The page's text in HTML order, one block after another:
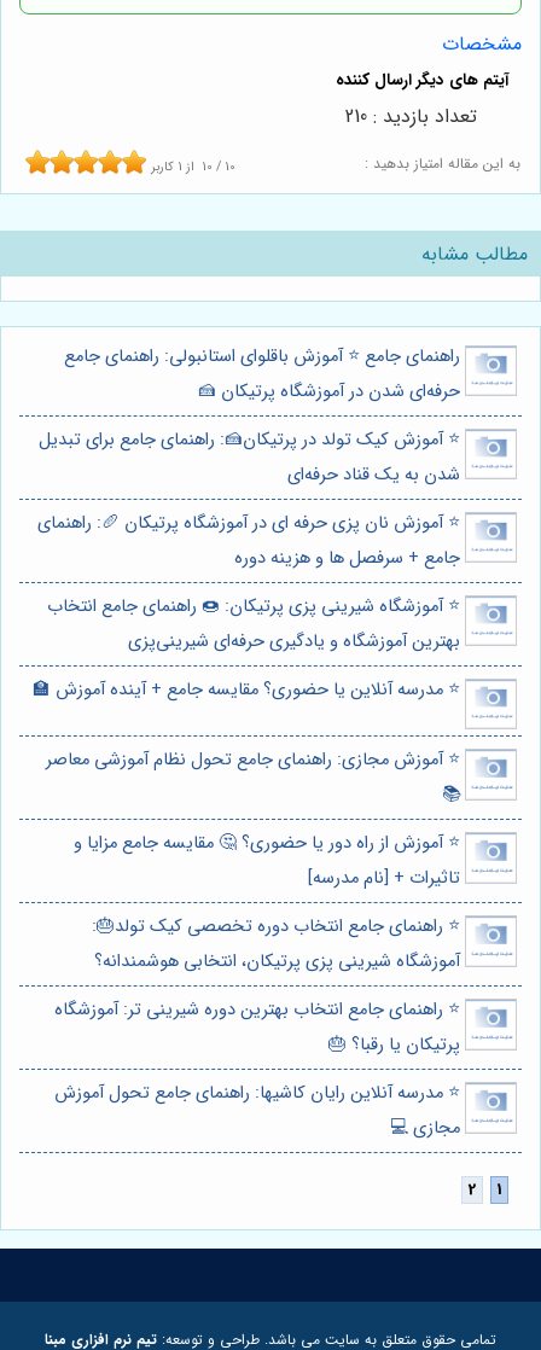
مشخصات
به این مقاله امتیاز بدهید : 10 / 10 از 1 کاربر
تعداد بازدید : 210
مطالب مشابه
راهنمای جامع ⭐️ آموزش باقلوای استانبولی: راهنمای جامع
حرفه‌ای شدن در آموزشگاه پرتیکان 🍰
⭐️ آموزش کیک تولد در پرتیکان🍰: راهنمای جامع برای تبدیل
شدن به یک قناد حرفه‌ای
⭐️ آموزش نان پزی حرفه ای در آموزشگاه پرتیکان 🥖: راهنمای
جامع + سرفصل ها و هزینه دوره
⭐️ آموزشگاه شیرینی پزی پرتیکان: 🍩 راهنمای جامع انتخاب
بهترین آموزشگاه و یادگیری حرفه‌ای شیرینی‌پزی
⭐️ مدرسه آنلاین یا حضوری؟ مقایسه جامع + آینده آموزش 🏫
⭐️ آموزش مجازی: راهنمای جامع تحول نظام آموزشی معاصر
📚
⭐️ آموزش از راه دور یا حضوری؟ 🤔 مقایسه جامع مزایا و
تاثیرات + [نام مدرسه]
⭐️ راهنمای جامع انتخاب دوره تخصصی کیک تولد🎂:
آموزشگاه شیرینی پزی پرتیکان، انتخابی هوشمندانه؟
⭐️ راهنمای جامع انتخاب بهترین دوره شیرینی تر: آموزشگاه
پرتیکان یا رقبا؟ 🎂
⭐️ مدرسه آنلاین رایان کاشیها: راهنمای جامع تحول آموزش
مجازی 💻
تمامی حقوق متعلق به سایت می باشد. طراحی و توسعه: تیم نرم افزاری مبنا